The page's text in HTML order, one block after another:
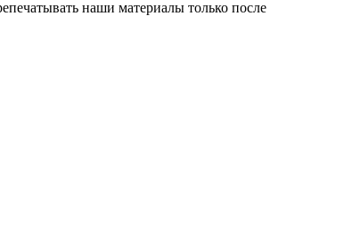
наши материалы только после